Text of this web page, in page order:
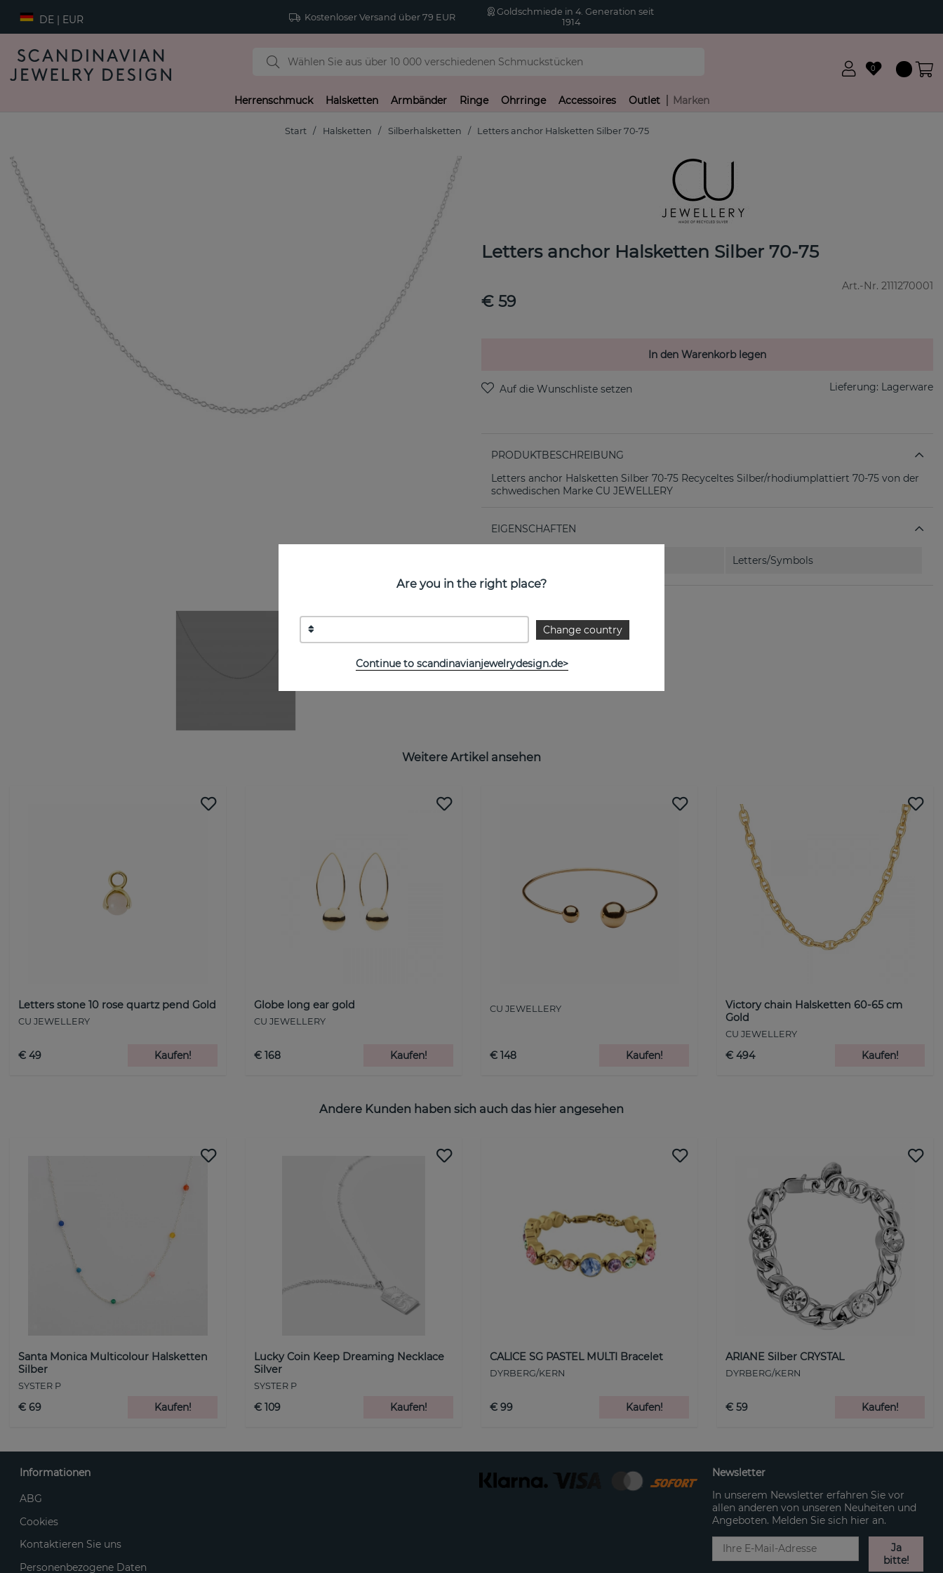
DE | EUR Kostenloser Versand über 79 EUR
Goldschmiede in 4. Generation seit
1914
0
Herrenschmuck Halsketten Armbänder Ringe Ohrringe Accessoires Outlet Marken
Start Halsketten Silberhalsketten Letters anchor Halsketten Silber 70-75
Letters anchor Halsketten Silber 70-75
Art.-Nr. 2111270001
€ 59
In den Warenkorb legen
Lieferung: Lagerware
PRODUKTBESCHREIBUNG
Letters anchor Halsketten Silber 70-75 Recyceltes Silber/rhodiumplattiert 70-75 von der
schwedischen Marke CU JEWELLERY
EIGENSCHAFTEN
Letters/Symbols
Weitere Artikel ansehen
Letters stone 10 rose quartz pend Gold
CU JEWELLERY
€ 49 Kaufen!
Globe long ear gold
CU JEWELLERY
€ 168 Kaufen!
CU JEWELLERY
€ 148 Kaufen!
Victory chain Halsketten 60-65 cm
Gold
CU JEWELLERY
€ 494 Kaufen!
Andere Kunden haben sich auch das hier angesehen
Santa Monica Multicolour Halsketten
Silber
SYSTER P
€ 69 Kaufen!
Lucky Coin Keep Dreaming Necklace
Silver
SYSTER P
€ 109 Kaufen!
CALICE SG PASTEL MULTI Bracelet
DYRBERG/KERN
€ 99 Kaufen!
ARIANE Silber CRYSTAL
DYRBERG/KERN
€ 59 Kaufen!
Are you in the right place?
Change country
Continue to scandinavianjewelrydesign.de>
Informationen
ABG
Cookies
Kontaktieren Sie uns
Personenbezogene Daten
Newsletter
In unserem Newsletter erfahren Sie vor
allen anderen von unseren Neuheiten und
Angeboten. Melden Sie sich hier an.
Ja
bitte!